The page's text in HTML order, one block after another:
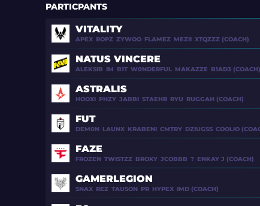
PARTICPANTS
VITALITY
APEX ROPZ ZYWOO FLAMEZ MEZII XTQZZZ (COACH)
APEX
NATUS VINCERE
ALEKSIB IM B1T W0NDERFUL MAKAZZE B1AD3 (COACH)
ALEKSIB
ASTRALIS
HOOXI PHZY JABBI STAEHR RYU RUGGAH (COACH)
HOOXI
FUT
DEM0N LAUNX KRABENI CMTRY DZIUGSS COOLIO
FAZE
FROZEN TWISTZZ BROKY JCOBBB ? ENKAY J (COACH)
GAMERLEGION
SNAX REZ TAUSON PR HYPEX IMD (COACH)